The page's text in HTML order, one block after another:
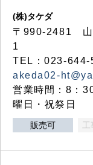
(株)タケダ
〒990-2481 山
1
TEL：023-
akeda02-
営業時間：8：
曜日・祝祭日
販売可 工